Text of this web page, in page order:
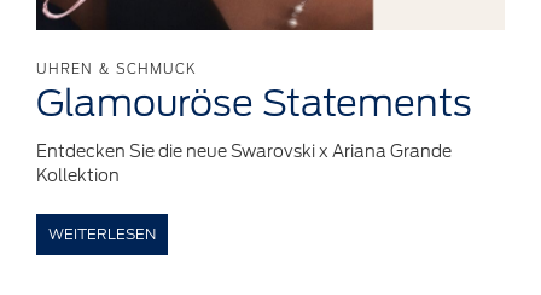
UHREN & SCHMUCK
Glamouröse Statements
Entdecken Sie die neue Swarovski x Ariana Grande
Kollektion
WEITERLESEN